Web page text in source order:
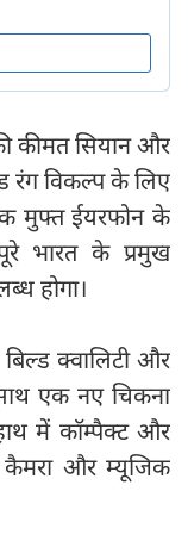
कीमत सियान और
रंग विकल्प के लिए
मुफ्त ईयरफोन के
भारत के प्रमुख
होगा।
क्वालिटी और
एक नए चिकना
में कॉम्पैक्ट और
और म्यूजिक